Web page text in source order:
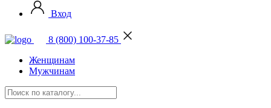
Вход
8 (800) 100-37-85
Женщинам
Мужчинам